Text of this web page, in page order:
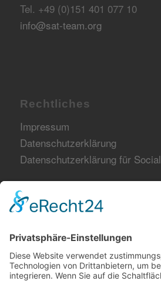
Tel. +49 (0)151 401 077 10
info@sat-team.org
Rechtliches
Impressum
Datenschutzerklärung
Datenschutzerklärung für
Netzwerk